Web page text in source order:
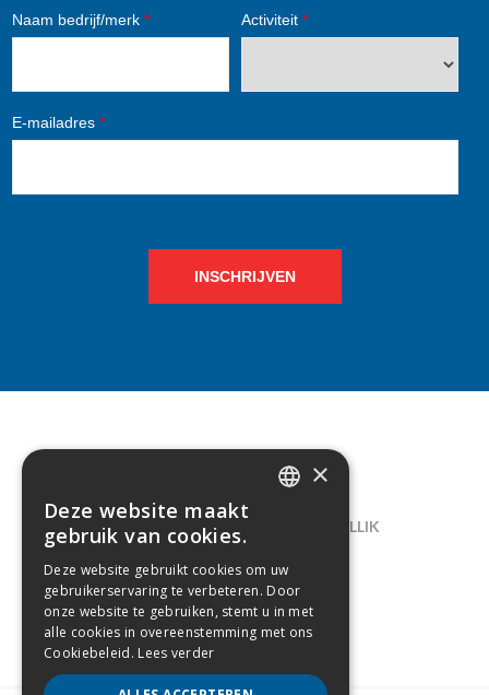
Naam bedrijf/merk * Activiteit *
E-mailadres *
INSCHRIJVEN
CONTACT
LELIEGAARDE 22, B-1731 ZELLIK
02/238.10.11
INFO@CREAMODA.BE
BE0407.694.265
×
Deze website maakt
gebruik van cookies.
Deze website gebruikt cookies om uw
gebruikerservaring te verbeteren. Door
onze website te gebruiken, stemt u in met
alle cookies in overeenstemming met ons
Cookiebeleid. Lees verder